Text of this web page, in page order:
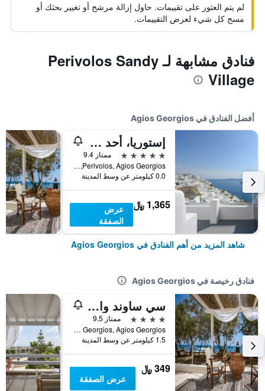
لم يتم العثور على تقييمات. حاول إزالة مرشح أو تغيير بحثك أو
مسح كل شيء لعرض التقييمات.
فنادق مشابهة لـ Perivolos Sandy
Village
أفضل الفنادق في Agios Georgios
إستوريا، أحد أعضاء مجموعة فنادق ديزاين هوتلز
5 نجوم
ممتاز 9.4
Perivolos, Agios Georgios, اليونان
0.0 كيلومتر عن وسط المدينة
1,365 ﷼
عرض
الصفقة
شاهد المزيد من أهم الفنادق في Agios Georgios
فنادق رخيصة في Agios Georgios
سي ساوند وايت كاتيكيز
4 نجوم
ممتاز 9.5
Agios Georgios, Agios Georgios, اليونان
1.5 كيلومتر عن وسط المدينة
349 ﷼
عرض الصفقة